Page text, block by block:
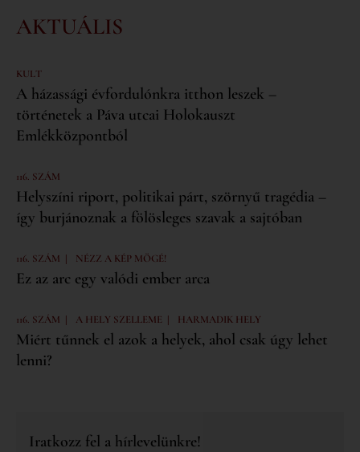
AKTUÁLIS
KULT
A házassági évfordulónkra itthon leszek –
történetek a Páva utcai Holokauszt
Emlékközpontból
116. SZÁM
Helyszíni riport, politikai párt, szörnyű tragédia –
így burjánoznak a fölösleges szavak a sajtóban
116. SZÁM | NÉZZ A KÉP MÖGÉ!
Ez az arc egy valódi ember arca
116. SZÁM | A HELY SZELLEME | HARMADIK HELY
Miért tűnnek el azok a helyek, ahol csak úgy lehet
lenni?
Iratkozz fel a hírlevelünkre!